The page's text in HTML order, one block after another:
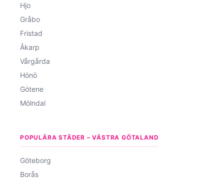
Hjo
Gråbo
Fristad
Åkarp
Vårgårda
Hönö
Götene
Mölndal
POPULÄRA STÄDER – VÄSTRA GÖTALAND
Göteborg
Borås